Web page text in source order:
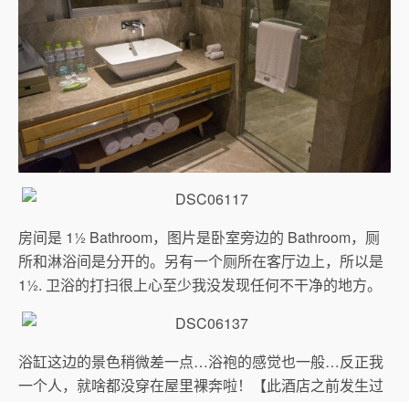
房间是 1½ Bathroom，图片是卧室旁边的 Bathroom，厕
所和淋浴间是分开的。另有一个厕所在客厅边上，所以是
1½. 卫浴的打扫很上心至少我没发现任何不干净的地方。
浴缸这边的景色稍微差一点…浴袍的感觉也一般…反正我
一个人，就啥都没穿在屋里裸奔啦！【此酒店之前发生过